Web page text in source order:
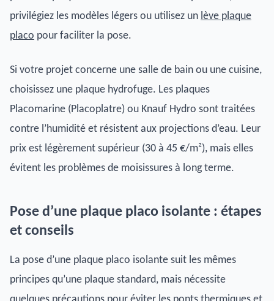
privilégiez les modèles légers ou utilisez un lève plaque
placo pour faciliter la pose.
Si votre projet concerne une salle de bain ou une cuisine,
choisissez une plaque hydrofuge. Les plaques
Placomarine (Placoplatre) ou Knauf Hydro sont traitées
contre l’humidité et résistent aux projections d’eau. Leur
prix est légèrement supérieur (30 à 45 €/m²), mais elles
évitent les problèmes de moisissures à long terme.
Pose d’une plaque placo isolante : étapes
et conseils
La pose d’une plaque placo isolante suit les mêmes
principes qu’une plaque standard, mais nécessite